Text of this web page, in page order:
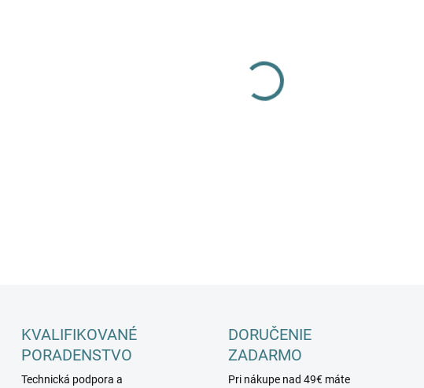
KVALIFIKOVANÉ
PORADENSTVO
Technická podpora a
DORUČENIE
ZADARMO
Pri nákupe nad 49€ máte